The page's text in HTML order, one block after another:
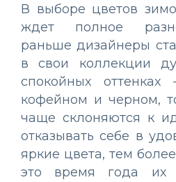
В выборе цветов
ждет полное
раньше дизайнеры
в свои коллекции
спокойных
кофейном и черном,
чаще склоняются к
отказывать себе в
яркие цвета, тем
это время года их